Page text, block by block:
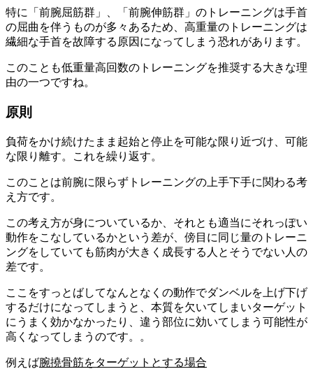
特に「前腕屈筋群」、「前腕伸筋群」のトレーニングは手首
の屈曲を伴うものが多々あるため、 高重量のトレーニングは
繊細な手首を故障する原因になってしまう恐れがあります。
このことも低重量高回数のトレーニングを推奨する大きな理
由の一つですね。
原則
負荷をかけ続けたまま起始と停止を可能な限り近づけ、可能
な限り離す。これを繰り返す。
このことは前腕に限らずトレーニングの上手下手に関わる考
え方です。
この考え方が身についているか、それとも適当にそれっぽい
動作をこなしているかという差が、傍目に 同じ量のトレーニ
ングをしていても筋肉が大きく成長する人とそうでない人の
差です。
ここをすっとばしてなんとなくの動作でダンベルを上げ下げ
するだけになってしまうと、本質を欠いてしまいターゲット
にうまく効かなかったり、違う部位に効いてしまう可能性が
高くなってしまうのです。。
例えば腕撓骨筋をターゲットとする場合